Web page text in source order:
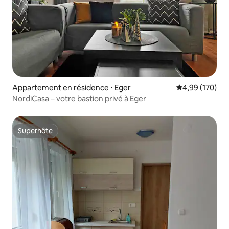
Appartement en résidence ⋅ Eger Évaluation
4,99 (170)
NordiCasa – votre bastion privé à Eger
Superhôte
Superhôte